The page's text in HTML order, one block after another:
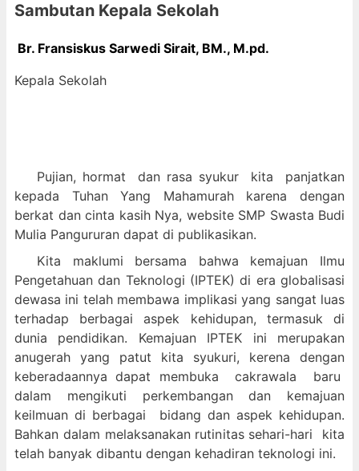
Sambutan Kepala Sekolah
Br. Fransiskus Sarwedi Sirait, BM., M.pd.
Kepala Sekolah
Pujian, hormat dan rasa syukur kita panjatkan
kepada Tuhan Yang Mahamurah karena dengan
berkat dan cinta kasih Nya, website SMP Swasta Budi
Mulia Pangururan dapat di publikasikan.
Kita maklumi bersama bahwa kemajuan Ilmu
Pengetahuan dan Teknologi (IPTEK) di era globalisasi
dewasa ini telah membawa implikasi yang sangat luas
terhadap berbagai aspek kehidupan, termasuk di
dunia pendidikan. Kemajuan IPTEK ini merupakan
anugerah yang patut kita syukuri, kerena dengan
keberadaannya dapat membuka cakrawala baru
dalam mengikuti perkembangan dan kemajuan
keilmuan di berbagai bidang dan aspek kehidupan.
Bahkan dalam melaksanakan rutinitas sehari-hari kita
telah banyak dibantu dengan kehadiran teknologi ini.